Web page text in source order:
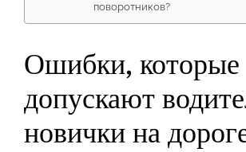
поворотников?
Ошибки, которые
допускают
новички на